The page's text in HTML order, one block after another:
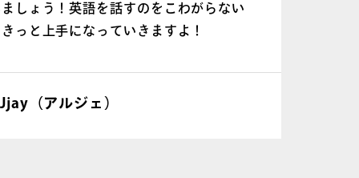
しょう！英語を話すのをこわがらない
っと上手になっていきますよ！
（アルジェ）